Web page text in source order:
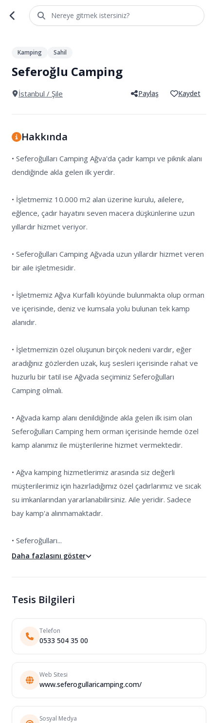
Nereye gitmek istersiniz?
/4
Kamping Sahil
Seferoğlu Camping
İstanbul / Şile Paylaş Kaydet
Hakkında
• Seferoğulları Camping Ağva'da çadır kampı ve piknik alanı
dendiğinde akla gelen ilk yerdir.
• İşletmemiz 10.000 m2 alan üzerine kurulu, ailelere,
eğlence, çadır hayatını seven macera düşkünlerine uzun
yıllardır hizmet veriyor.
• Seferoğulları Camping Ağvada uzun yıllardır hizmet veren
bir aile işletmesidir.
• İşletmemiz Ağva Kurfallı köyünde bulunmakta olup orman
ve içerisinde, deniz ve kumsala yolu bulunan tek kamp
alanıdır.
• İşletmemizin özel oluşunun birçok nedeni vardır, eğer
aradığınız gözlerden uzak, kuş sesleri içerisinde rahat ve
huzurlu bir tatil ise Ağvada seçiminiz Seferoğulları
Camping olmalı.
• Ağvada kamp alanı denildiğinde akla gelen ilk isim olan
Seferoğulları Camping hem orman içerisinde hemde özel
kamp alanımız ile müşterilerine hizmet vermektedir.
• Ağva kamping hizmetlerimiz arasında siz değerli
müşterilerimiz için hazırladığımız özel çadırlarımız ve sıcak
su imkanlarından yararlanabilirsiniz. Aile yeridir. Sadece
bay kamp'a alınmamaktadır.
• Seferoğulları...
Daha fazlasını göster
Tesis Bilgileri
Telefon
0533 504 35 00
Web Sitesi
www.seferogullaricamping.com/
Sosyal Medya